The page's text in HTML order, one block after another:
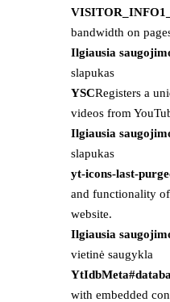
bandwidth on
Ilgiausia
slapukas
YSCRegisters a
videos from
Ilgiausia
slapukas
yt-icons-last-
and functionality
website.
Ilgiausia
vietinė saugykla
with embedded